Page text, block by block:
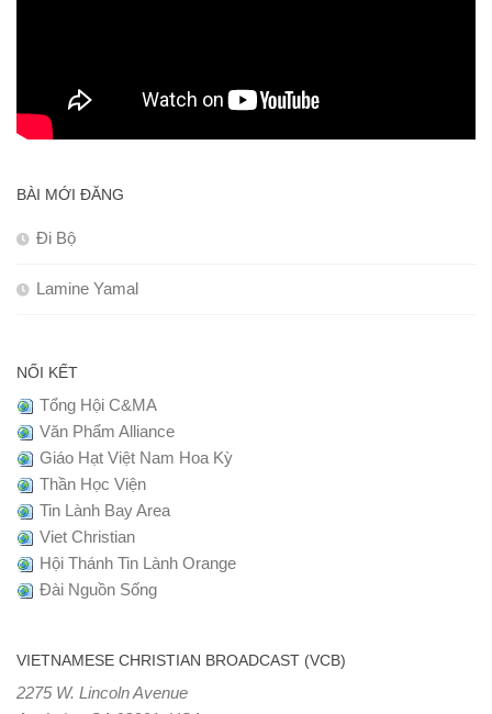
BÀI MỚI ĐĂNG
Đi Bộ
Lamine Yamal
NỐI KẾT
Tổng Hội C&MA
Văn Phẩm Alliance
Giáo Hạt Việt Nam Hoa Kỳ
Thần Học Viện
Tin Lành Bay Area
Viet Christian
Hội Thánh Tin Lành Orange
Đài Nguồn Sống
VIETNAMESE CHRISTIAN BROADCAST (VCB)
2275 W. Lincoln Avenue